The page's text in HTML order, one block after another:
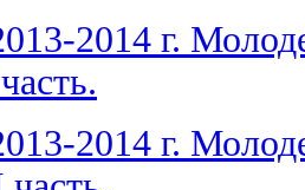
2014 г.
2014 г.